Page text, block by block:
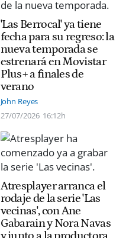
'Las Berrocal' ya tiene
fecha para su regreso: la
nueva temporada se
estrenará en Movistar
Plus+ a finales de
verano
John Reyes
27/07/2026 16:12h
Atresplayer arranca el
rodaje de la serie 'Las
vecinas', con Ane
Gabarain y Nora Navas